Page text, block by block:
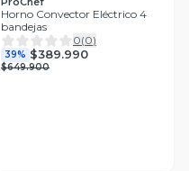
Horno Convector Eléctrico 4
bandejas
0(0)
39% $389.990
$649.900